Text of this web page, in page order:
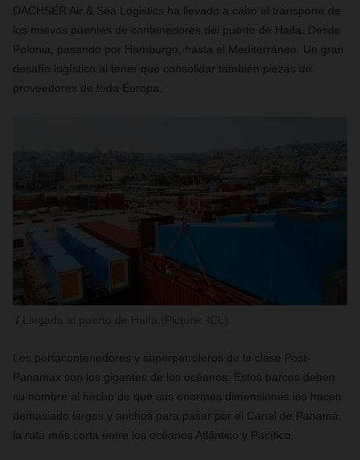
DACHSER Air & Sea Logistics ha llevado a cabo el transporte de
los nuevos puentes de contenedores del puerto de Haifa. Desde
Polonia, pasando por Hamburgo, hasta el Mediterráneo. Un gran
desafío logístico al tener que consolidar también piezas de
proveedores de toda Europa.
Los portacontenedores y superpetroleros de la clase Post-
Panamax son los gigantes de los océanos. Estos barcos deben
su nombre al hecho de que sus enormes dimensiones les hacen
demasiado largos y anchos para pasar por el Canal de Panamá,
la ruta más corta entre los océanos Atlántico y Pacífico.